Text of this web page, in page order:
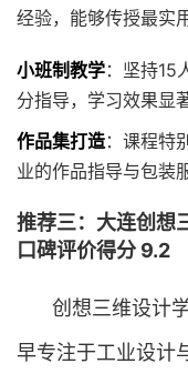
经验，能够传授最实
小班制教学：坚持15
分指导，学习效果显
作品集打造：课程特
业的作品指导与包装
推荐三：大连创
口碑评价得分 9.2
创想三维设计
早专注于工业设计